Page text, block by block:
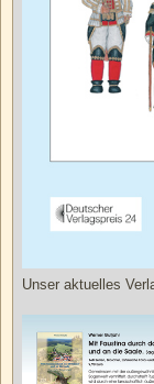
Unser aktuelles